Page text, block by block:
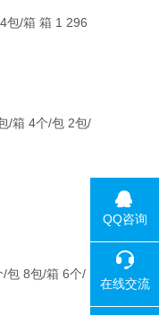
包/箱 箱 1 296
/箱 4个/包 2包/
包 8包/箱 6个/
QQ咨询
在线交流